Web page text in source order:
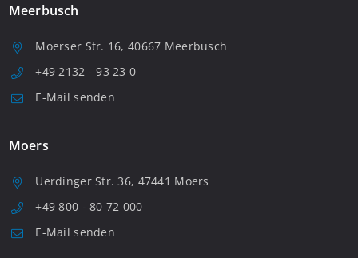
Meerbusch
Moerser Str. 16, 40667 Meerbusch
+49 2132 - 93 23 0
E-Mail senden
Moers
Uerdinger Str. 36, 47441 Moers
+49 800 - 80 72 000
E-Mail senden